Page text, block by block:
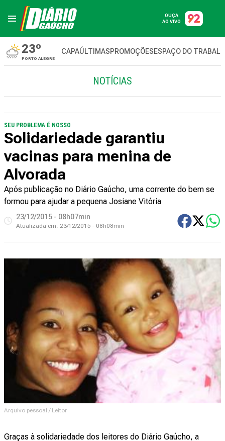
OUÇA
AO VIVO
23º
PORTO ALEGRE
CAPAÚLTIMASPROMOÇÕESESPAÇO DO
NOTÍCIAS
SEU PROBLEMA É NOSSO
Solidariedade garantiu
vacinas para menina de
Alvorada
Após publicação no Diário Gaúcho, uma corrente do bem se
formou para ajudar a pequena Josiane Vitória
23/12/2015 - 08h07min
Atualizada em: 23/12/2015 - 08h08min
Arquivo pessoal / Leitor
Graças à solidariedade dos leitores do Diário Gaúcho, a